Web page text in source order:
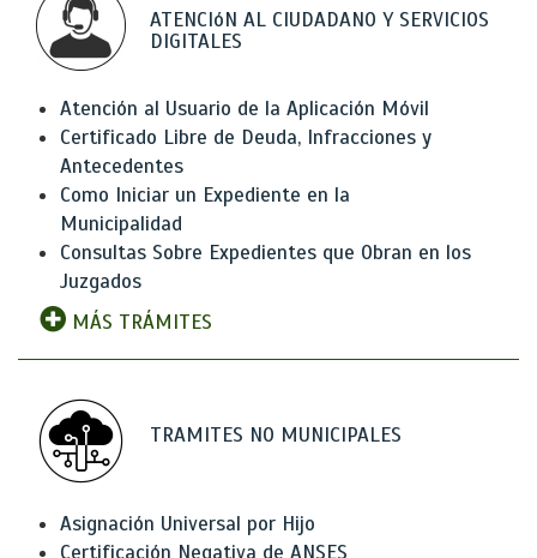
ATENCIóN AL CIUDADANO Y SERVICIOS
DIGITALES
Atención al Usuario de la Aplicación Móvil
Certificado Libre de Deuda, Infracciones y
Antecedentes
Como Iniciar un Expediente en la
Municipalidad
Consultas Sobre Expedientes que Obran en los
Juzgados
MÁS TRÁMITES
TRAMITES NO MUNICIPALES
Asignación Universal por Hijo
Certificación Negativa de ANSES